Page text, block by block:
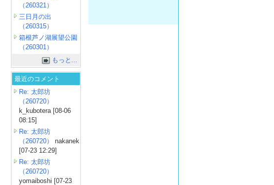
（260321）
三日月の出
（260315）
箱根芦ノ湖展望公園
（260301）
もっと...
最近のコメント
Re: 太郎坊
（260720）
k_kubotera [08-06
08:15]
Re: 太郎坊
（260720）
nakanek
[07-23 12:29]
Re: 太郎坊
（260720）
yomaiboshi [07-23